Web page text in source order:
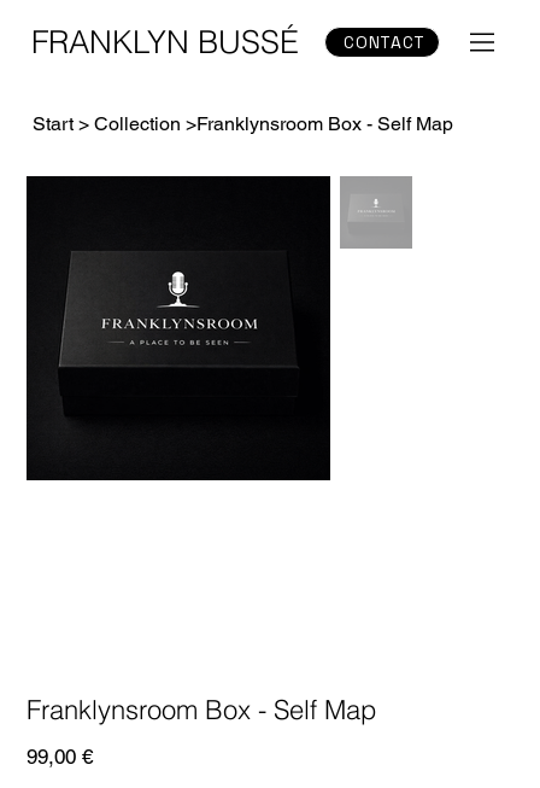
FRANKLYN BUSSÉ CONTACT
Start > Collection >Franklynsroom Box - Self Map
Franklynsroom Box - Self Map
Preis
99,00 €